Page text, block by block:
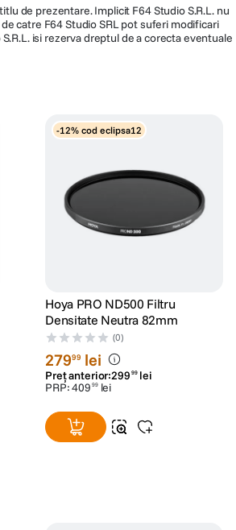
de prezentare. Implicit F64 Studio S.R.L. nu
catre F64 Studio SRL pot suferi modificari
isi rezerva dreptul de a corecta eventuale
-12% cod eclipsa12
Hoya PRO ND500 Filtru
Densitate Neutra 82mm
(0)
27999 lei
Preț anterior:299 99 lei
PRP:409 99 lei